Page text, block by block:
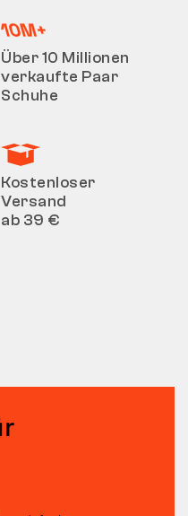
Über 10 Millionen
verkaufte Paar
Schuhe
Kostenloser
Versand
ab 39 €